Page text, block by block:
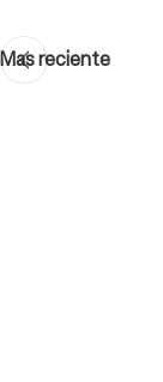
Mas reciente